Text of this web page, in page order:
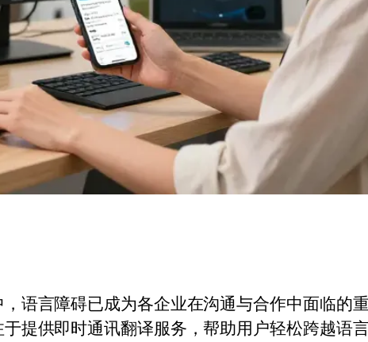
语言障碍已成为各企业在沟通与合作中面临的
提供即时通讯翻译服务，帮助用户轻松跨越语